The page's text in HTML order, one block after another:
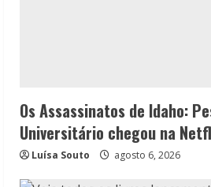
Os Assassinatos de Idaho:
Universitário chegou na
Luísa Souto agosto 6, 2026